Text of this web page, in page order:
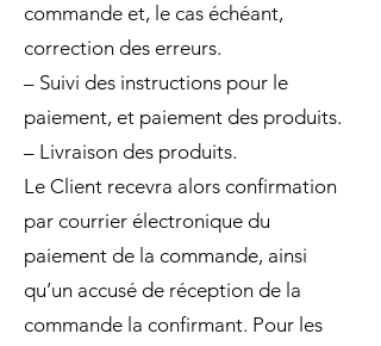
commande et, le cas échéant,
correction des erreurs.
– Suivi des instructions pour le
paiement, et paiement des produits.
– Livraison des produits.
Le Client recevra alors confirmation
par courrier électronique du
paiement de la commande, ainsi
qu’un accusé de réception de la
commande la confirmant. Pour les